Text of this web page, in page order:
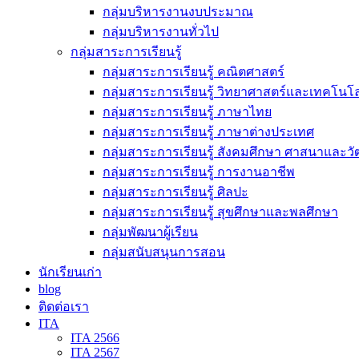
กลุ่มบริหารงานงบประมาณ
กลุ่มบริหารงานทั่วไป
กลุ่มสาระการเรียนรู้
กลุ่มสาระการเรียนรู้ คณิตศาสตร์
กลุ่มสาระการเรียนรู้ วิทยาศาสตร์และเทคโนโ
กลุ่มสาระการเรียนรู้ ภาษาไทย
กลุ่มสาระการเรียนรู้ ภาษาต่างประเทศ
กลุ่มสาระการเรียนรู้ สังคมศึกษา ศาสนาและ
กลุ่มสาระการเรียนรู้ การงานอาชีพ
กลุ่มสาระการเรียนรู้ ศิลปะ
กลุ่มสาระการเรียนรู้ สุขศึกษาและพลศึกษา
กลุ่มพัฒนาผู้เรียน
กลุ่มสนับสนุนการสอน
นักเรียนเก่า
blog
ติดต่อเรา
ITA
ITA 2566
ITA 2567